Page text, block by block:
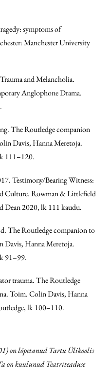
symptoms of
Manchester University
and Melancholia.
Anglophone Drama.
The Routledge companion
Davis, Hanna Meretoja.
111–120.
Testimony/Bearing Witness:
Culture. Rowman & Littlefield
Dean 2020, lk 111 kaudu.
The Routledge companion to
Davis, Hanna Meretoja.
91–99.
trauma. The Routledge
Toim. Colin Davis, Hanna
lk 100–110.
on lõpetanud Tartu Ülikoolis
on kuulunud Teatriteaduse